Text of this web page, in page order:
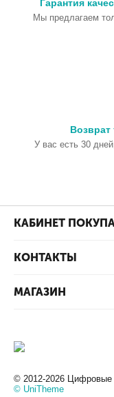
Гарантия
Мы предлагаем
Возврат
У вас есть 30
КАБИНЕТ
КОНТАКТЫ
МАГАЗИН
© 2012-2026
© UniTheme